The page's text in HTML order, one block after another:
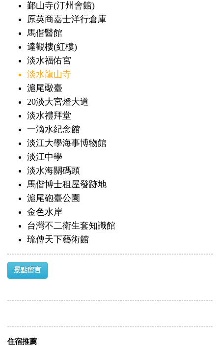
鄞山寺(汀州會館)
原英商嘉士洋行倉庫
馬偕醫館
達觀樓(紅樓)
淡水福佑宮
淡水龍山寺
滬尾礮臺
20淡大宮燈大道
淡水禮拜堂
一滴水紀念館
淡江大學海事博物館
淡江中學
淡水海關碼頭
馬偕博士租屋發跡地
滬尾砲臺公園
金色水岸
台灣不二衛生套知識館
琉傳天下藝術館
景點留言
住宿推薦